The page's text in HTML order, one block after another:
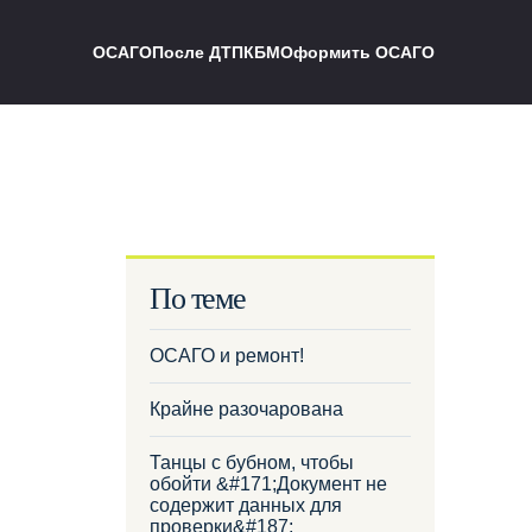
ОСАГОПосле ДТПКБМОформить ОСАГО
По теме
ОСАГО и ремонт!
Крайне разочарована
Танцы с бубном, чтобы
обойти &#171;Документ не
содержит данных для
проверки&#187;